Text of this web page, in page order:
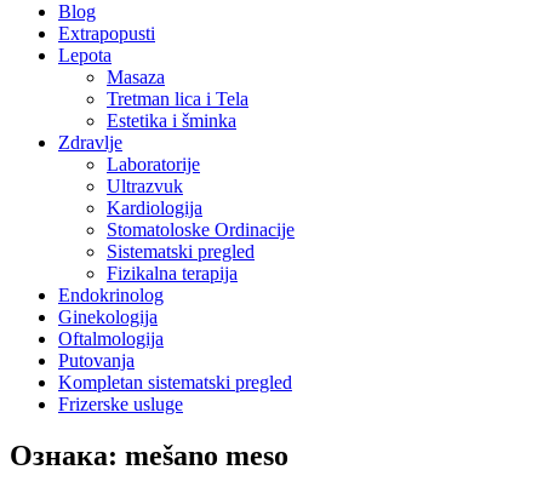
Blog
Extrapopusti
Lepota
Masaza
Tretman lica i Tela
Estetika i šminka
Zdravlje
Laboratorije
Ultrazvuk
Kardiologija
Stomatoloske Ordinacije
Sistematski pregled
Fizikalna terapija
Endokrinolog
Ginekologija
Oftalmologija
Putovanja
Kompletan sistematski pregled
Frizerske usluge
Ознака: mešano meso